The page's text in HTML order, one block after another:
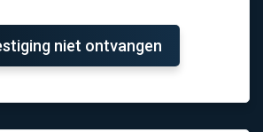
niet ontvangen